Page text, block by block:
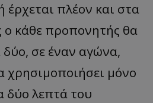
έρχεται πλέον και στα
κάθε προπονητής θα
δύο, σε έναν αγώνα,
χρησιμοποιήσει μόνο
δύο λεπτά του